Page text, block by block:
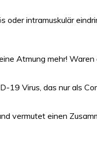
oder intramuskulär
Atmung mehr!
19 Virus, das nur als
vermutet einen